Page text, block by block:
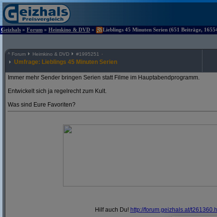
Geizhals » Forum » Heimkino & DVD » Lieblings 45 Minuten Serien (651 Beiträge,
^ Forum Heimkino & DVD #1995251
Umfrage: Lieblings 45 Minuten Serien
Immer mehr Sender bringen Serien statt Filme im Hauptabendprogramm.
Entwickelt sich ja regelrecht zum Kult.
Was sind Eure Favoriten?
Hilf auch Du! http://forum.geizhals.at/